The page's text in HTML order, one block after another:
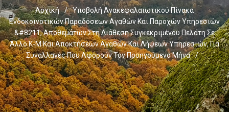
Αρχική /
Υποβολή Ανακεφαλαιωτικού Πίνακα
Ενδοκοινοτικών Παραδόσεων Αγαθών Και Παροχών Υπηρεσιών
&#8211; Αποθεμάτων Στη Διάθεση Συγκεκριμένου Πελάτη Σε
Άλλο Κ-Μ Και Αποκτήσεων Αγαθών Και Λήψεων Υπηρεσιών, Για
Συναλλαγές Που Αφορούν Τον Προηγούμενο Μήνα
/